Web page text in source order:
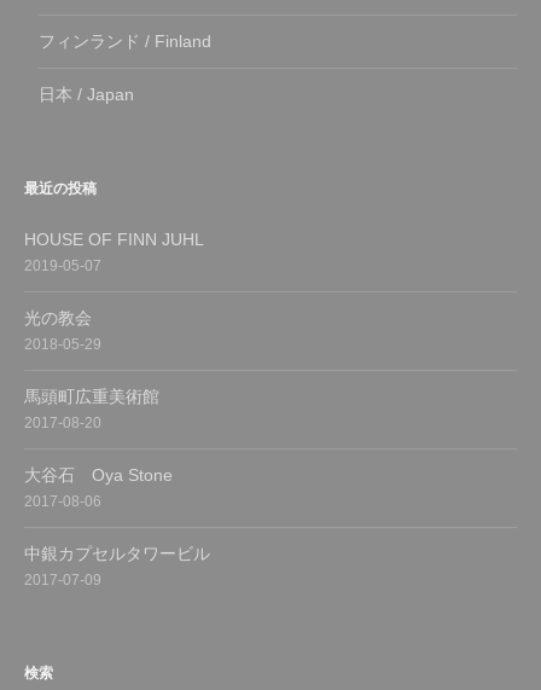
フィンランド / Finland
日本 / Japan
最近の投稿
HOUSE OF FINN JUHL
2019-05-07
光の教会
2018-05-29
馬頭町広重美術館
2017-08-20
大谷石 Oya Stone
2017-08-06
中銀カプセルタワービル
2017-07-09
検索